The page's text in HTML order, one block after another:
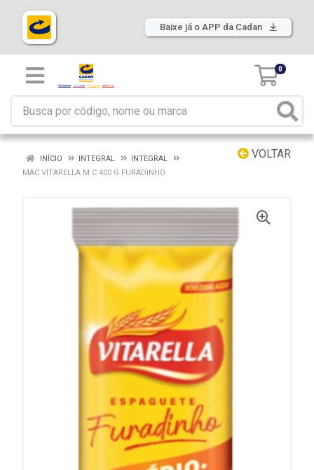
Baixe já o APP da Cadan
0
VOLTAR
INÍCIO INTEGRAL
INTEGRAL
MAC VITARELLA M C 400 G FURADINHO